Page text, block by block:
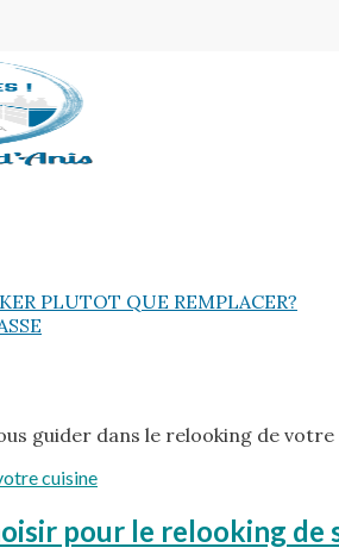
PLUTOT QUE REMPLACER?
guider dans le relooking de votre
cuisine
pour le relooking de